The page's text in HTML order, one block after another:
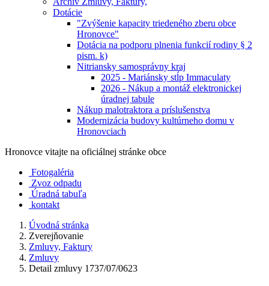
Dotácie
"Zvýšenie kapacity triedeného zberu obce
Hronovce"
Dotácia na podporu plnenia funkcií rodiny § 2
pism. k)
Nitriansky samosprávny kraj
2025 - Mariánsky stĺp Immaculaty
2026 - Nákup a montáž elektronickej
úradnej tabule
Nákup malotraktora a príslušenstva
Modernizácia budovy kultúrneho domu v
Hronovciach
Hronovce vitajte na oficiálnej stránke obce
Fotogaléria
Zvoz odpadu
Úradná tabuľa
kontakt
Úvodná stránka
Zverejňovanie
Zmluvy, Faktury
Zmluvy
Detail zmluvy 1737/07/0623